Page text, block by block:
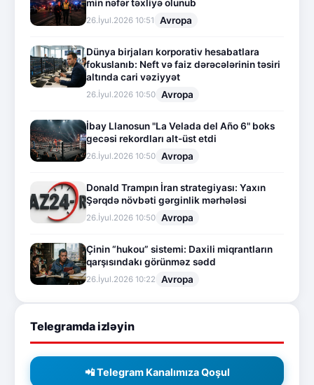
min nəfər təxliyə olunub
26.İyul.2026 10:51 Avropa
Dünya birjaları korporativ hesabatlara
fokuslanıb: Neft və faiz dərəcələrinin təsiri
altında cari vəziyyət
26.İyul.2026 10:50 Avropa
İbay Llanosun "La Velada del Año 6" boks
gecəsi rekordları alt-üst etdi
26.İyul.2026 10:50 Avropa
Donald Trampın İran strategiyası: Yaxın
Şərqdə növbəti gərginlik mərhələsi
26.İyul.2026 10:50 Avropa
Çinin “hukou” sistemi: Daxili miqrantların
qarşısındakı görünməz sədd
26.İyul.2026 10:22 Avropa
Telegramda izləyin
📲 Telegram Kanalımıza Qoşul